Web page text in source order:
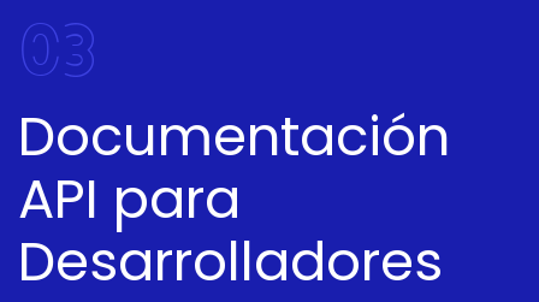
03
Documentación
API para
Desarrolladores